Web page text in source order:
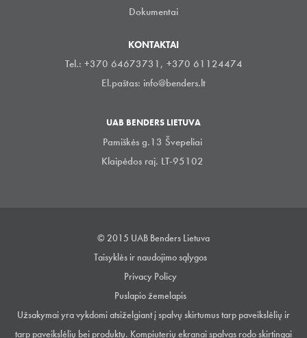
Dokumentai
KONTAKTAI
Tel.: +370 64673731, +370 61124474
El.paštas: info@benders.lt
UAB BENDERS LIETUVA
Pamiškės g.13 Švepeliai
Klaipėdos raj. LT-95102
© 2015 UAB Benders Lietuva
Taisyklės ir naudojimo sąlygos
Privacy Policy
Puslapio žemelapis
Užsakymai yra vykdomi atsiželgiant į spalvų skirtumus tarp paveikslėlių ir
tarp paveikslėlių bei produktų. Kompiuterių ekranai spalvas rodo skirtingai